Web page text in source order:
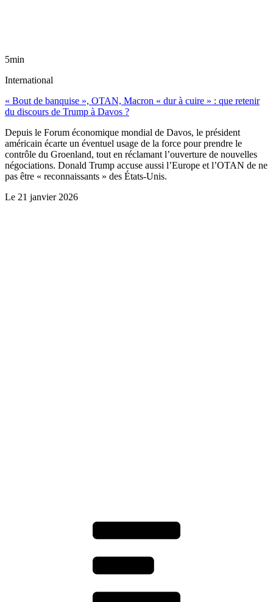
5min
International
« Bout de banquise », OTAN, Macron « dur à cuire » : que retenir
du discours de Trump à Davos ?
Depuis le Forum économique mondial de Davos, le président
américain écarte un éventuel usage de la force pour prendre le
contrôle du Groenland, tout en réclamant l’ouverture de nouvelles
négociations. Donald Trump accuse aussi l’Europe et l’OTAN de ne
pas être « reconnaissants » des États-Unis.
Le 21 janvier 2026